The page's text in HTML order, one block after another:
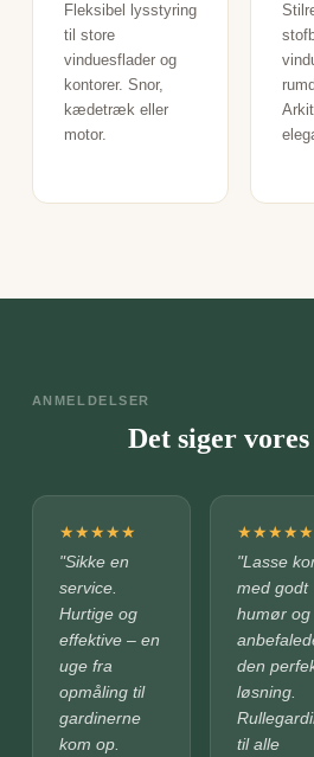
Fleksibel lysstyring
til store
vinduesflader og
kontorer. Snor,
kædetræk eller
motor.
ANMELDELSER
Det siger
★★★★★
"Sikke en
service.
Hurtige og
effektive – en
uge fra
opmåling til
gardinerne
kom op.
★★★★★
"Lasse
med godt
humør og
den
løsning.
til alle